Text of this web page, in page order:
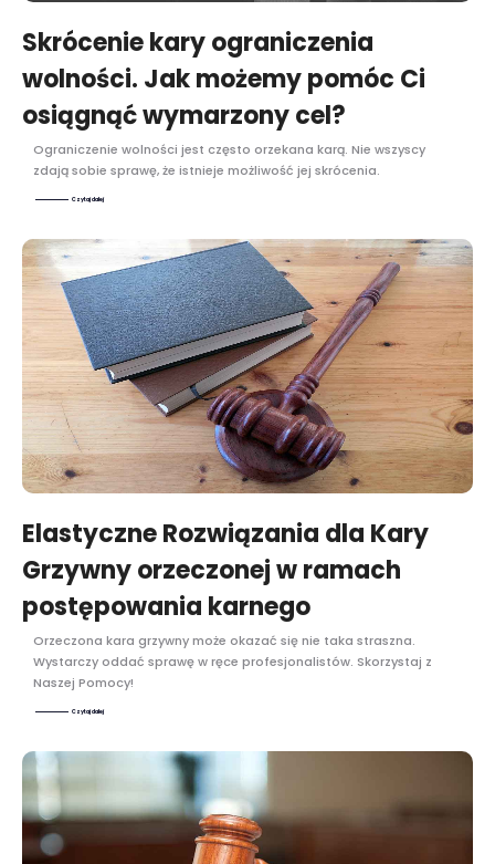
Skrócenie kary ograniczenia
wolności. Jak możemy pomóc Ci
osiągnąć wymarzony cel?
Ograniczenie wolności jest często orzekana karą. Nie wszyscy
zdają sobie sprawę, że istnieje możliwość jej skrócenia.
Czytaj dalej
Elastyczne Rozwiązania dla Kary
Grzywny orzeczonej w ramach
postępowania karnego
Orzeczona kara grzywny może okazać się nie taka straszna.
Wystarczy oddać sprawę w ręce profesjonalistów. Skorzystaj z
Naszej Pomocy!
Czytaj dalej